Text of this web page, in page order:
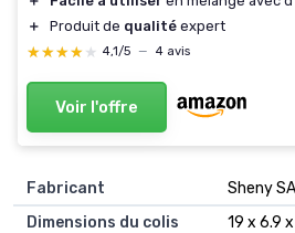
＋
Produit de qualité expert
★★★★★
★★★★★ 4,1/5 — 4 avis
Voir l'offre
Fabricant
‎Sheny
Dimensions du colis
‎19 x 6.9